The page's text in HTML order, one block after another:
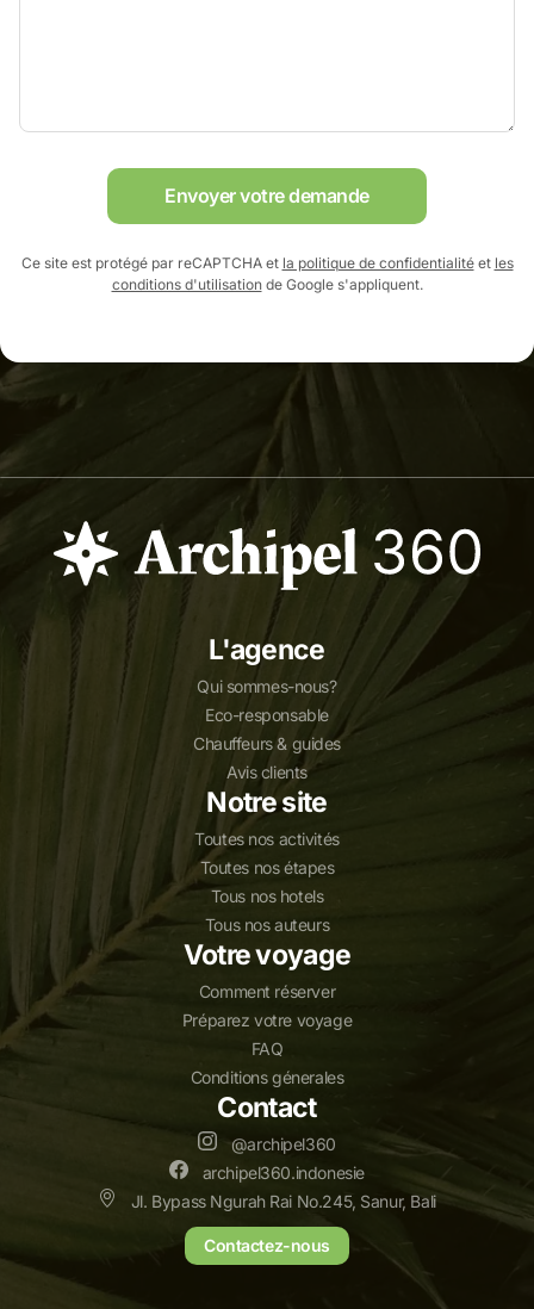
Envoyer votre demande
Ce site est protégé par reCAPTCHA et la politique de confidentialitéet les
conditions d'utilisationde Google s'appliquent.
L'agence
Qui sommes-nous?
Eco-responsable
Chauffeurs & guides
Avis clients
Notre site
Toutes nos activités
Toutes nos étapes
Tous nos hotels
Tous nos auteurs
Votre voyage
Comment réserver
Préparez votre voyage
FAQ
Conditions génerales
Contact
@archipel360
archipel360.indonesie
Jl. Bypass Ngurah Rai No.245, Sanur, Bali
Contactez-nous